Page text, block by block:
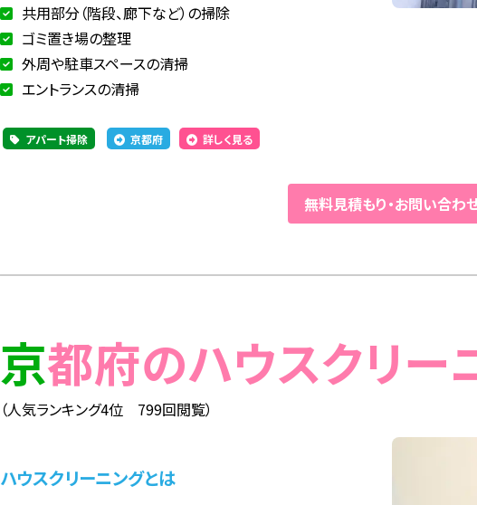
共用部分（階段、廊下など）の掃除
ゴミ置き場の整理
外周や駐車スペースの清掃
エントランスの清掃
アパート掃除 京都府 詳しく見る
無料見積もり・お問い合わ
京都府のハウスクリ
（人気ランキング4位 799回閲覧）
ハウスクリーニングとは